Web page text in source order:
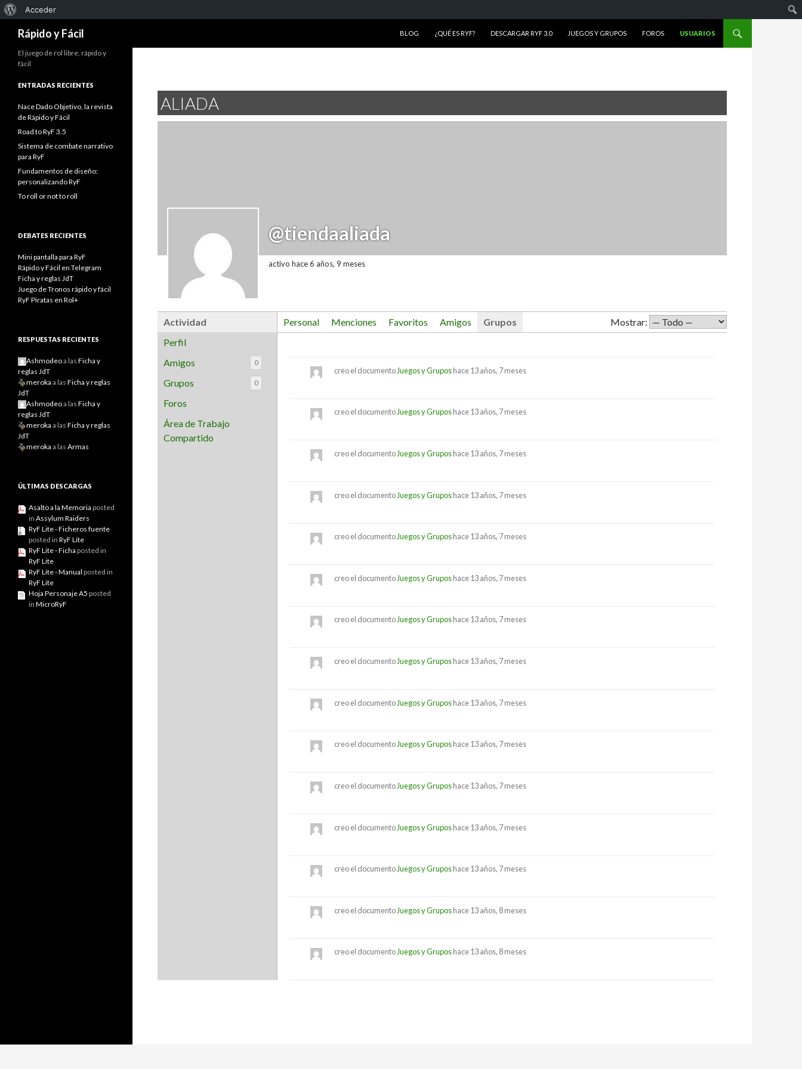
Acerca
de
Acceder
Rápido y Fácil
BLOG
¿QUÉ ES RYF? DESCARGAR RYF 3.0 JUEGOS Y GRUPOS FOROS USUARIOS
ALIADA
@tiendaaliada
activo hace 6 años, 9 meses
Actividad
Perfil
Amigos
0
Grupos 0
Foros
Área de Trabajo
Compartido
Personal Menciones Favoritos Amigos Grupos Mostrar:
creo el documento Juegos y Gruposhace 13 años, 7 meses
creo el documentoJuegos y Gruposhace 13 años, 7 meses
creo el documento Juegos y Gruposhace 13 años, 7 meses
creo el documento Juegos y Gruposhace 13 años, 7 meses
creo el documentoJuegos y Gruposhace 13 años, 7 meses
creo el documento Juegos y Gruposhace 13 años, 7 meses
creo el documentoJuegos y Gruposhace 13 años, 7 meses
creo el documento Juegos y Gruposhace 13 años, 7 meses
creo el documento Juegos y Gruposhace 13 años, 7 meses
creo el documentoJuegos y Gruposhace 13 años, 7 meses
creo el documento Juegos y Gruposhace 13 años, 7 meses
creo el documento Juegos y Gruposhace 13 años, 7 meses
creo el documento Juegos y Gruposhace 13 años, 7 meses
creo el documento Juegos y Gruposhace 13 años, 8 meses
creo el documentoJuegos y Gruposhace 13 años, 8 meses
El juego de rol libre, rápido y
fácil
ENTRADAS RECIENTES
Nace Dado Objetivo, la revista
de Rápido y Fácil
Road to RyF 3.5
Sistema de combate narrativo
para RyF
Fundamentos de diseño:
personalizando RyF
To roll or not to roll
DEBATES RECIENTES
Mini pantalla para RyF
Rápido y Fácil en Telegram
Ficha y reglas JdT
Juego de Tronos rápido y fácil
RyF Piratas en Rol+
RESPUESTAS RECIENTES
Ashmodeoa las Ficha y
reglas JdT
meroka a las Ficha y reglas
JdT
Ashmodeoa las Ficha y
reglas JdT
meroka a las Ficha y reglas
JdT
meroka a las Armas
ÚLTIMAS DESCARGAS
Asalto a la Memoria posted
in Assylum Raiders
RyF Lite - Ficheros fuente
posted in RyF Lite
RyF Lite - Ficha posted in
RyF Lite
RyF Lite - Manual posted in
RyF Lite
Hoja Personaje A5 posted
in MicroRyF